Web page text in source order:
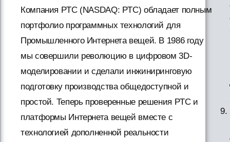
Компания PTC (NASDAQ: PTC) обладает полным
портфолио программных технологий для
Промышленного Интернета вещей. В 1986 году
мы совершили революцию в цифровом 3D-
моделировании и сделали инжиниринговую
подготовку производства общедоступной и
простой. Теперь проверенные решения PTC и
платформы Интернета вещей вместе с
технологией дополненной реальности